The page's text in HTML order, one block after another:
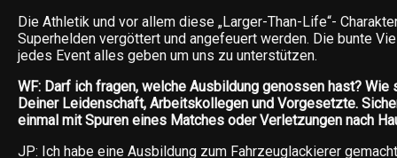
Die Athletik und vor allem diese „Larger-Than-Life“-
Superhelden vergöttert und angefeuert werden. Die bunte
jedes Event alles geben um uns zu unterstützen.
WF: Darf ich fragen, welche Ausbildung genossen hast? Wie
Deiner Leidenschaft, Arbeitskollegen und Vorgesetzte.
einmal mit Spuren eines Matches oder Verletzungen nach
JP: Ich habe eine Ausbildung zum Fahrzeuglackierer